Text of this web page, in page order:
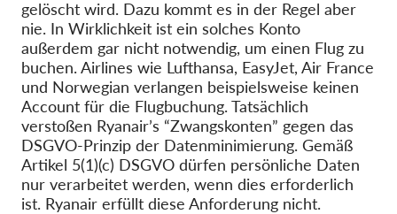
gelöscht wird. Dazu kommt es in der Regel aber
nie. In Wirklichkeit ist ein solches Konto
außerdem gar nicht notwendig, um einen Flug zu
buchen. Airlines wie Lufthansa, EasyJet, Air France
und Norwegian verlangen beispielsweise keinen
Account für die Flugbuchung. Tatsächlich
verstoßen Ryanair’s “Zwangskonten” gegen das
DSGVO-Prinzip der Datenminimierung. Gemäß
Artikel 5(1)(c) DSGVO dürfen persönliche Daten
nur verarbeitet werden, wenn dies erforderlich
ist. Ryanair erfüllt diese Anforderung nicht.